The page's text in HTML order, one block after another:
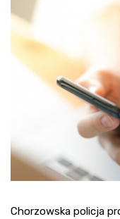
Chorzowska policja